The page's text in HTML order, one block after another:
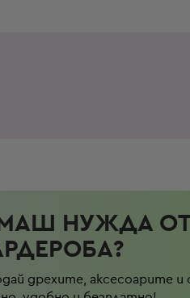
НУЖДА
дрехите, аксесоарите